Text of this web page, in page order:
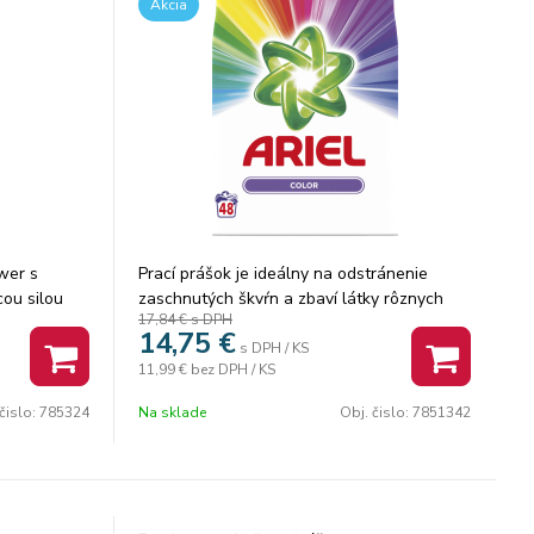
s
silou
pri
obsahu
škvrny
785324
Akcia
Prací prášok je ideálny na odstránenie
zaschnutých škvŕn a zbaví látky rôznych
nepríjemných zápachov. Zanechá vašu
bielizeň čistú a voňavú. Ariel Mountain
Spring Prací Prášok 2,475 kg, 45 Praní má
17,84 €s DPH
14,75 € s DPH / KS
11,99 € bez DPH / KS
Na sklade Obj. čislo: 7851342